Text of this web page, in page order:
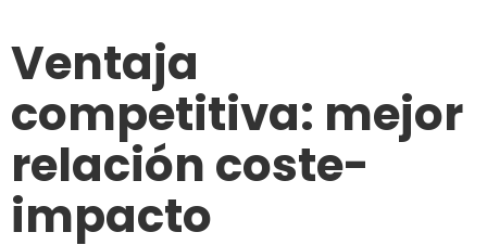
Ventaja
competitiva: mejor
relación coste-
impacto